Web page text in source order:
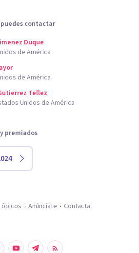
contactar
Duque
de América
de América
Tellez
Unidos de América
premiados
Anúnciate Contacta